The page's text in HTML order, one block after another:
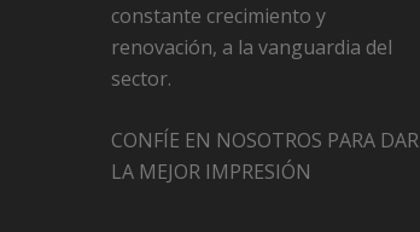
constante crecimiento y
renovación, a la vanguardia del
sector.
CONFÍE EN NOSOTROS PARA DAR
LA MEJOR IMPRESIÓN